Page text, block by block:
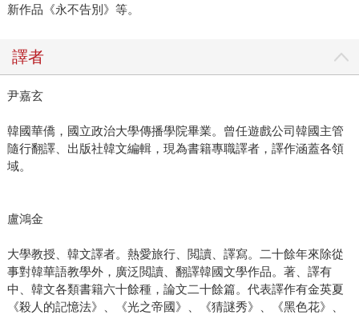
新作品《永不告別》等。
譯者
尹嘉玄
韓國華僑，國立政治大學傳播學院畢業。曾任遊戲公司韓國主管
隨行翻譯、出版社韓文編輯，現為書籍專職譯者，譯作涵蓋各領
域。
盧鴻金
大學教授、韓文譯者。熱愛旅行、閲讀、譯寫。二十餘年來除從
事對韓華語教學外，廣泛閲讀、翻譯韓國文學作品。著、譯有
中、韓文各類書籍六十餘種，論文二十餘篇。代表譯作有金英夏
《殺人的記憶法》、《光之帝國》、《猜謎秀》、《黑色花》、